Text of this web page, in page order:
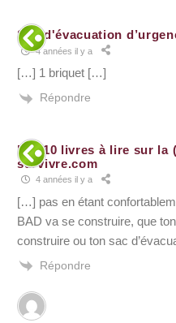
Sac d'évacuation
4 années il y a
[…] 1 briquet […]
Répondre
Les 10 livres à lire sur la
survivre.com
4 années il y a
[…] pas en étant
BAD va se construire, que
construire ou ton sac
Répondre